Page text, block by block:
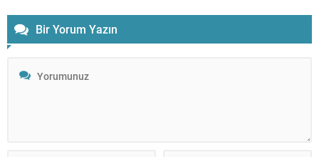
Bir Yorum Yazın